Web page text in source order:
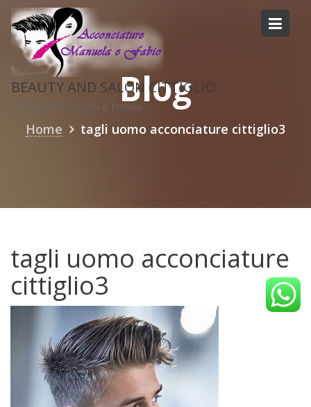
Skip
content
BEAUTY AND SALON CITTIGLIO
Parrucchieri Uomo e DonnaBlog
Home tagli uomo acconciature cittiglio3
tagli uomo acconciature
cittiglio3